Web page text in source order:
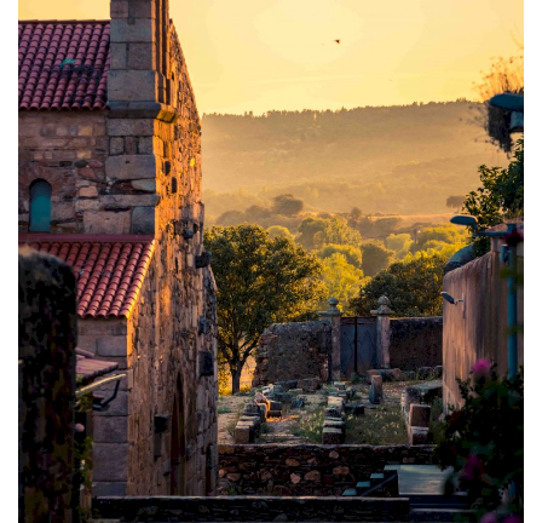
Estatuto Editorial
Saúde
Ficha técnica
Cultura
Lazer
Ambiente